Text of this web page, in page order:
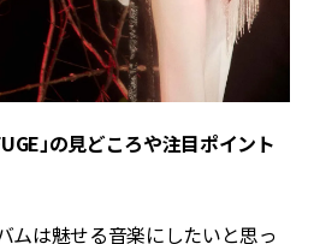
」の見どころや注目ポイント
ムは魅せる音楽にしたいと思っ